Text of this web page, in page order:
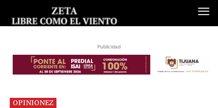
Publicidad
OPINIONEZ